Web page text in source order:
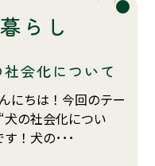
らし
社会化について
にちは！今回のテー
犬の社会化につい
す！犬の･･･